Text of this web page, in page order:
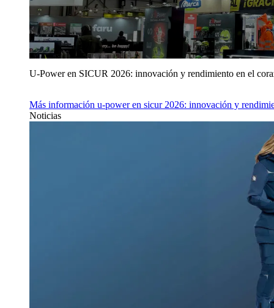
U‑Power en SICUR 2026: innovación y rendimiento en el
Más información u‑power en sicur 2026: innovación y
Noticias